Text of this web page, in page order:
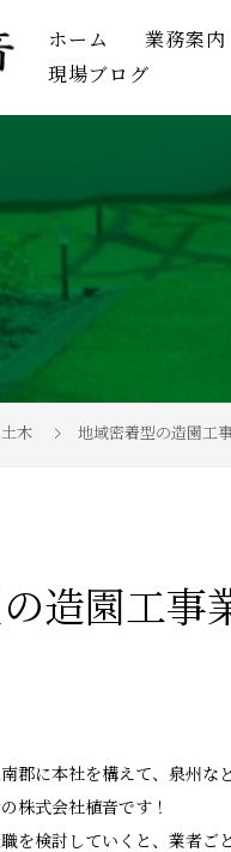
ホーム 業務案内
現場ブログ
木 地域密着型の造園工
造園工事
郡に本社を構えて、泉州
株式会社植音です！
を検討していくと、業者